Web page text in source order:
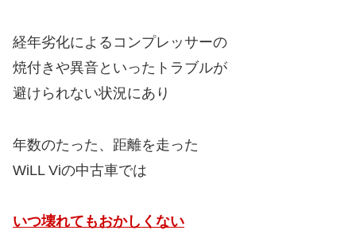
経年劣化によるコンプレッサーの
焼付きや異音といったトラブルが
避けられない状況にあり
年数のたった、距離を走った
WiLL Viの中古車では
いつ壊れてもおかしくない